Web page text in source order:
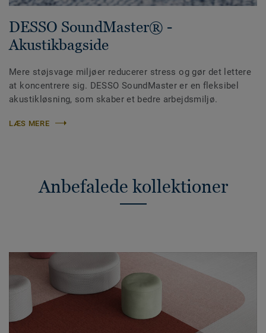
DESSO SoundMaster® -
Akustikbagside
Mere støjsvage miljøer reducerer stress og gør det lettere
at koncentrere sig. DESSO SoundMaster er en fleksibel
akustikløsning, som skaber et bedre arbejdsmiljø.
LÆS MERE
Anbefalede kollektioner